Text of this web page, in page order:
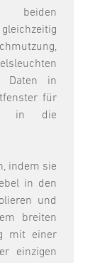
Daten in
für
in die
indem sie
in den
und
breiten
mit einer
einzigen